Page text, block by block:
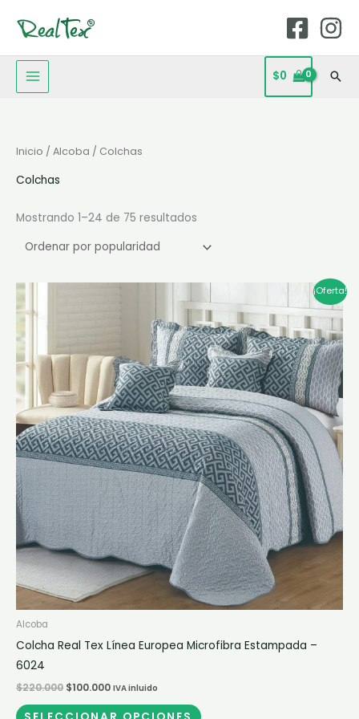
MAIN
MENU
$0
Inicio / Alcoba / Colchas
Colchas
Mostrando 1–24 de 75 resultados
¡Oferta!
Alcoba
Colcha Real Tex Línea Europea Microfibra Estampada –
6024
$220.000 $100.000
precio
$100.000.
IVA inluido
producto
tiene
múltiples
variantes.
Las
opciones
se
pueden
elegir
en
la
página
de
producto